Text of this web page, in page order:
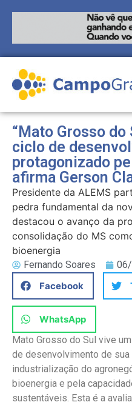
“Mato Grosso
ciclo de
protagonizado
afirma Gerson
Presidente da ALEMS
pedra fundamental da
destacou o avanço da
consolidação do MS
bioenergia
Fernando Soares
Facebook
WhatsApp
Mato Grosso do Sul vive
de desenvolvimento de
industrialização do
bioenergia e pela
sustentáveis. Esta é a